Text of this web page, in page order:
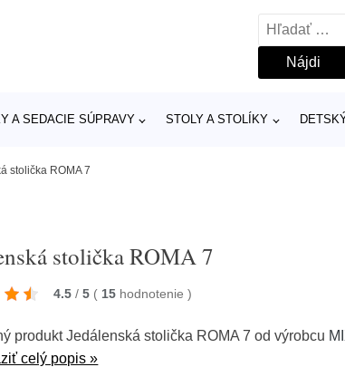
Hľadať:
A SEDACIE SÚPRAVY STOLY A STOLÍKY
stolička ROMA 7
stolička ROMA 7
4.5 / 5 ( 15 hodnotenie)
produkt Jedálenská stolička ROMA 7 od výrobcu
celý popis »